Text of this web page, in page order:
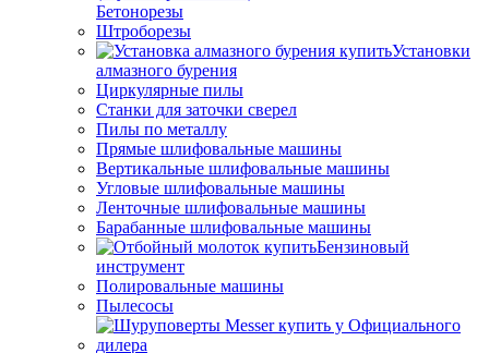
Бетонорезы
Штроборезы
Установки
алмазного бурения
Циркулярные пилы
Станки для заточки сверел
Пилы по металлу
Прямые шлифовальные машины
Вертикальные шлифовальные машины
Угловые шлифовальные машины
Ленточные шлифовальные машины
Барабанные шлифовальные машины
Бензиновый
инструмент
Полировальные машины
Пылесосы